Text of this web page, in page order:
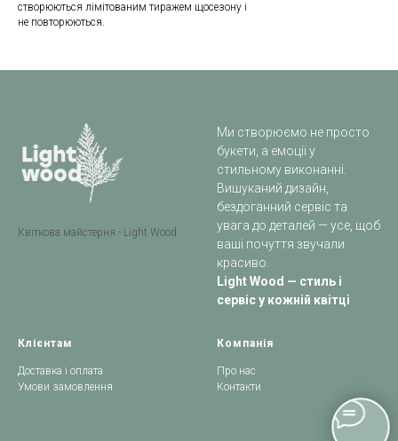
створюються лімітованим тиражем щосезону і
не повторюються.
Квіткова майстерня - Light Wood
Ми створюємо не просто
букети, а емоції у
стильному виконанні.
Вишуканий дизайн,
бездоганний сервіс та
увага до деталей — усе, щоб
ваші почуття звучали
красиво.
Light Wood — стиль і
сервіс у кожній квітці
Клієнтам
Доставка і оплата
Умови замовлення
Компанія
Про нас
Контакти